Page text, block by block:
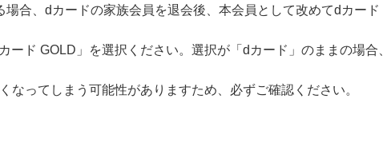
合、dカードの家族会員を退会後、本会員として改めてdカード
ド GOLD」を選択ください。選択が「dカード」のままの場合、
ってしまう可能性がありますため、必ずご確認ください。